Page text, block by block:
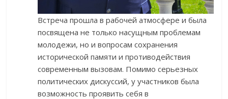
Встреча прошла в рабочей атмосфере и была
посвящена не только насущным проблемам
молодежи, но и вопросам сохранения
исторической памяти и противодействия
современным вызовам. Помимо серьезных
политических дискуссий, у участников была
возможность проявить себя в